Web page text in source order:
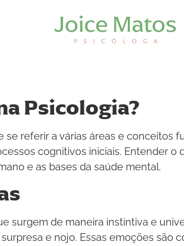
Psicologia?
se referir a várias áreas e conceitos
cognitivos iniciais. Entender
e as bases da saúde mental.
surgem de maneira instintiva e
e nojo. Essas emoções são